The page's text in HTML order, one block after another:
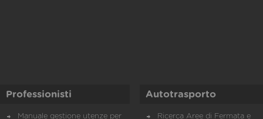
Professionisti
Manuale gestione utenze per
Autotrasporto
Ricerca Aree di Fermata e